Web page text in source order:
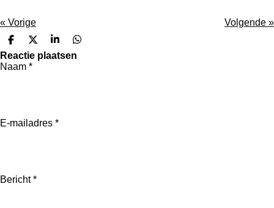
« Vorige Volgende »
D
e
l
e
D
e
e
S
h
D
e
Reactie plaatsen
Naam *
E-mailadres *
Bericht *